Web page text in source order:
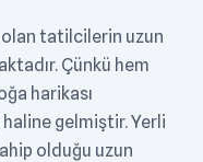
olan tatilcilerin uzun
Çünkü hem
harikası
gelmiştir. Yerli
olduğu uzun